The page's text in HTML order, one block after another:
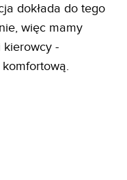
dokłada do tego
więc mamy
kierowcy -